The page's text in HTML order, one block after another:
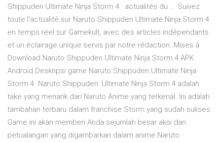
Shippuden Ultimate Ninja Storm 4 : actualités du ... Suivez
toute l'actualité sur Naruto Shippuden Ultimate Ninja Storm 4
en temps réel sur Gamekult, avec des articles indépendants
et un éclairage unique servis par notre rédaction. Mises à
Download Naruto Shippuden Ultimate Ninja Storm 4 APK
Android Deskripsi game Naruto Shippuden Ultimate Ninja
Storm 4. Naruto Shippuden: Ultimate Ninja Storm 4 adalah
take yang menarik dari Naruto Anime yang terkenal. Ini adalah
tambahan terbaru dalam franchise Storm yang sudah sukses.
Game ini akan memberi Anda sejumlah besar aksi dan
petualangan yang digambarkan dalam anime Naruto